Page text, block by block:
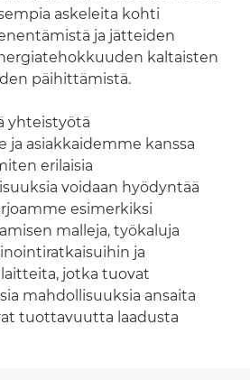
askeleita kohti
ja jätteiden
kaltaisten
päihittämistä.
yhteistyötä
asiakkaidemme kanssa
erilaisia
voidaan hyödyntää
esimerkiksi
malleja, työkaluja
ja
jotka tuovat
mahdollisuuksia ansaita
tuottavuutta laadusta